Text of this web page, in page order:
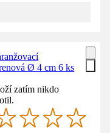
Ø 4 cm 6 ks
zatím nikdo